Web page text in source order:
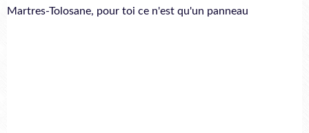
Martres-Tolosane, pour toi ce n'est qu'un panneau